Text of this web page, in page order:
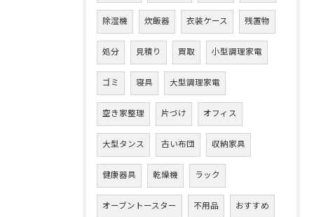
除湿機 炊飯器 衣装ケース 残置物
処分 見積り 買取 小型調理家電
ゴミ 寝具 大型調理家電
空き家整理 片づけ オフィス
大型タンス 古い布団 収納家具
健康器具 乾燥機 ラック
オーブントースター 不用品 おすすめ